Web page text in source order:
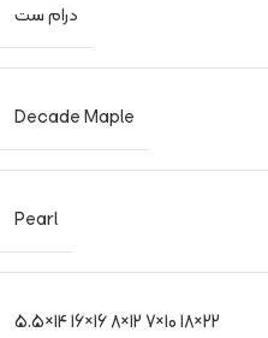
درام ست
Decade Maple
Pearl
22×18 10×7 12×8 16×16 14×5.5